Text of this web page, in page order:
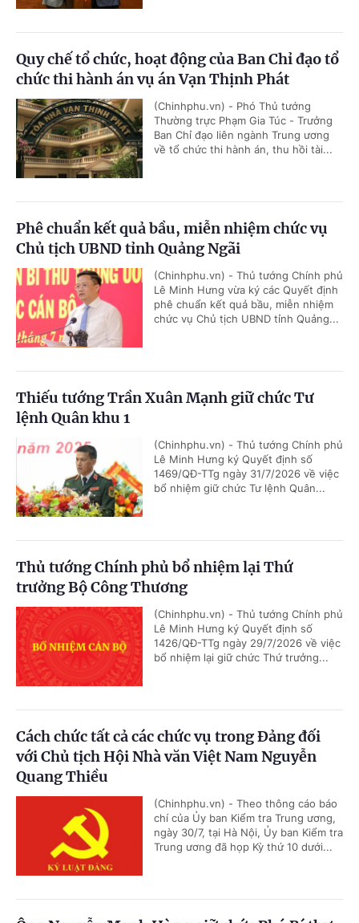
Quy chế tổ chức, hoạt động của Ban Chỉ đạo tổ
chức thi hành án vụ án Vạn Thịnh Phát
(Chinhphu.vn) - Phó Thủ tướng
Thường trực Phạm Gia Túc - Trưởng
Ban Chỉ đạo liên ngành Trung ương
về tổ chức thi hành án, thu hồi tài...
Phê chuẩn kết quả bầu, miễn nhiệm chức vụ
Chủ tịch UBND tỉnh Quảng Ngãi
(Chinhphu.vn) - Thủ tướng Chính phủ
Lê Minh Hưng vừa ký các Quyết định
phê chuẩn kết quả bầu, miễn nhiệm
chức vụ Chủ tịch UBND tỉnh Quảng...
Thiếu tướng Trần Xuân Mạnh giữ chức Tư
lệnh Quân khu 1
(Chinhphu.vn) - Thủ tướng Chính phủ
Lê Minh Hưng ký Quyết định số
1469/QĐ-TTg ngày 31/7/2026 về việc
bổ nhiệm giữ chức Tư lệnh Quân...
Thủ tướng Chính phủ bổ nhiệm lại Thứ
trưởng Bộ Công Thương
(Chinhphu.vn) - Thủ tướng Chính phủ
Lê Minh Hưng ký Quyết định số
1426/QĐ-TTg ngày 29/7/2026 về việc
bổ nhiệm lại giữ chức Thứ trưởng...
Cách chức tất cả các chức vụ trong Đảng đối
với Chủ tịch Hội Nhà văn Việt Nam Nguyễn
Quang Thiều
(Chinhphu.vn) - Theo thông cáo báo
chí của Ủy ban Kiểm tra Trung ương,
ngày 30/7, tại Hà Nội, Ủy ban Kiểm tra
Trung ương đã họp Kỳ thứ 10 dưới...